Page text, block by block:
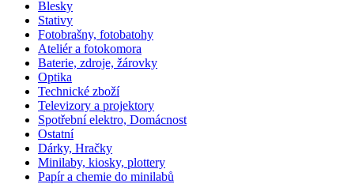
Blesky
Stativy
Fotobrašny, fotobatohy
Ateliér a fotokomora
Baterie, zdroje, žárovky
Optika
Technické zboží
Televizory a projektory
Spotřební elektro, Domácnost
Ostatní
Dárky, Hračky
Minilaby, kiosky, plottery
Papír a chemie do minilabů